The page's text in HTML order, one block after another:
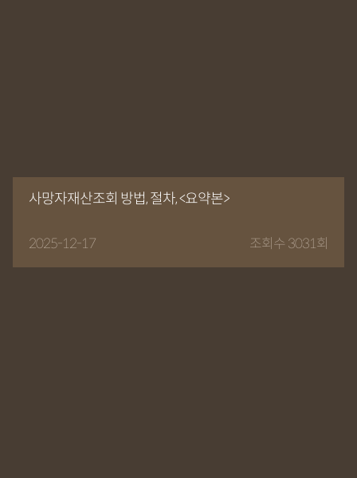
사망자재산조회 방법, 절차, <요약본>
2025-12-17 조회수 3031회